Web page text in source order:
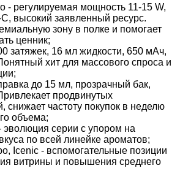
- регулируемая мощность 11-15 W,
высокий заявленный ресурс.
зону в полке и помогает
ценник;
затяжек, 16 мл жидкости, 650 мАч,
хит для массового спроса и
до 15 мл, прозрачный бак,
продвинутых
снижает частоту покупок в неделю
объема;
эволюция серии с упором на
по всей линейке ароматов;
Icenic - вспомогательные позиции
витрины и повышения среднего